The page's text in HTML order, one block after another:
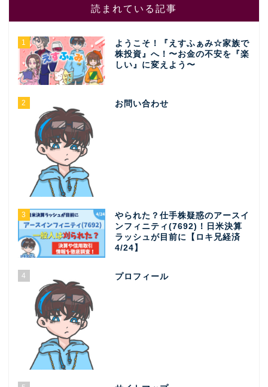
読まれている記事
1
ようこそ！『えすふぁみ☆家族で
株投資』へ！〜お金の不安を『楽
しい』に変えよう〜
2 お問い合わせ
3
やられた？仕手株疑惑のアースイ
ンフィニティ(7692)！日米決算
ラッシュが目前に【ロキ兄経済
4/24】
4 プロフィール